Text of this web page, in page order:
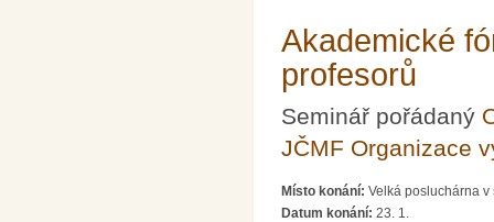
Akademické
profesorů
Seminář pořádaný
JČMF Organizace
Místo konání: Velká posluchárna v
Datum konání: 23. 1.